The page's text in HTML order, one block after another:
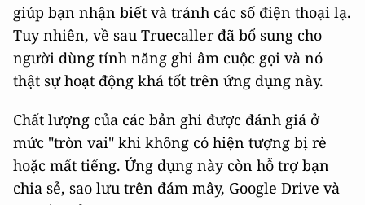
giúp bạn nhận biết và tránh các số điện thoại lạ.
Tuy nhiên, về sau Truecaller đã bổ sung cho
người dùng tính năng ghi âm cuộc gọi và nó
thật sự hoạt động khá tốt trên ứng dụng này.
Chất lượng của các bản ghi được đánh giá ở
mức "tròn vai" khi không có hiện tượng bị rè
hoặc mất tiếng. Ứng dụng này còn hỗ trợ bạn
chia sẻ, sao lưu trên đám mây, Google Drive và